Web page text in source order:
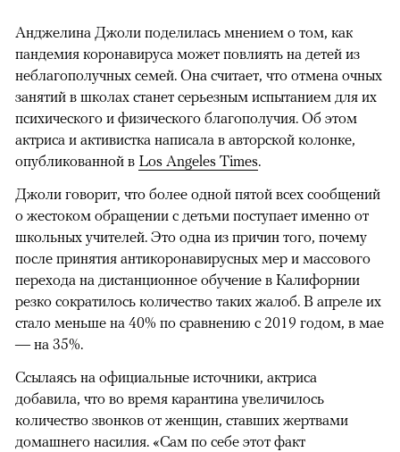
Анджелина Джоли поделилась мнением о том, как
пандемия коронавируса может повлиять на детей из
неблагополучных семей. Она считает, что отмена очных
занятий в школах станет серьезным испытанием для их
психического и физического благополучия. Об этом
актриса и активистка написала в авторской колонке,
опубликованной в Los Angeles Times.
Джоли говорит, что более одной пятой всех сообщений
о жестоком обращении с детьми поступает именно от
школьных учителей. Это одна из причин того, почему
после принятия антикоронавирусных мер и массового
перехода на дистанционное обучение в Калифорнии
резко сократилось количество таких жалоб. В апреле их
стало меньше на 40% по сравнению с 2019 годом, в мае
— на 35%.
Ссылаясь на официальные источники, актриса
добавила, что во время карантина увеличилось
количество звонков от женщин, ставших жертвами
домашнего насилия. «Сам по себе этот факт